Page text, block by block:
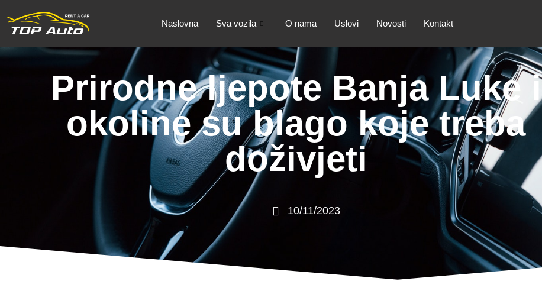
Naslovna Sva vozila O nama Uslovi Novosti Kontakt
Prirodne ljepote Banja Luke i
okoline su blago koje treba
doživjeti
10/11/2023